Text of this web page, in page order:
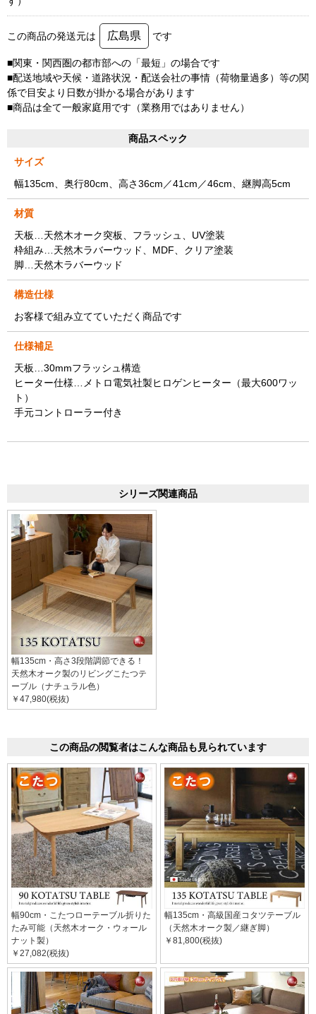
この商品の発送元は 広島県 です
■関東・関西圏の都市部への「最短」の場合です
■配送地域や天候・道路状況・配送会社の事情（荷物量過多）等の関
係で目安より日数が掛かる場合があります
■商品は全て一般家庭用です（業務用ではありません）
商品スペック
サイズ
幅135cm、奥行80cm、高さ36cm／41cm／46cm、継脚高5cm
材質
天板…天然木オーク突板、フラッシュ、UV塗装
枠組み…天然木ラバーウッド、MDF、クリア塗装
脚…天然木ラバーウッド
構造仕様
お客様で組み立てていただく商品です
仕様補足
天板…30mmフラッシュ構造
ヒーター仕様…メトロ電気社製ヒロゲンヒーター（最大600ワッ
ト）
手元コントローラー付き
シリーズ関連商品
幅135cm・高さ3段階調節できる！
天然木オーク製のリビングこたつテ
ーブル（ナチュラル色）
￥47,980(税抜)
この商品の閲覧者はこんな商品も見られています
幅90cm・こたつローテーブル折りた
たみ可能（天然木オーク・ウォール
ナット製）
￥27,082(税抜)
幅135cm・高級国産コタツテーブル
（天然木オーク製／継ぎ脚）
￥81,800(税抜)